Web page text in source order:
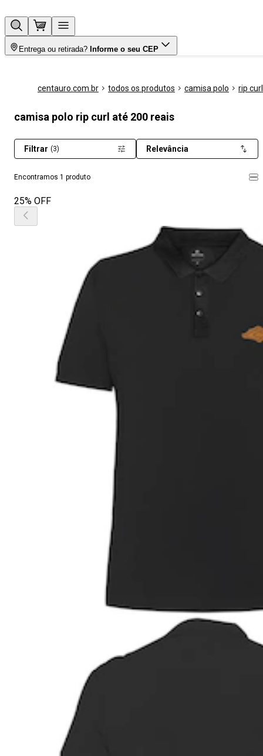
Entrega ou retirada? Informe o seu CEP
centauro.com.br todos os produtos camisa polo rip curl
camisa polo rip curl até 200 reais
Encontramos 1 produto
Filtrar (3) Relevância
25% OFF